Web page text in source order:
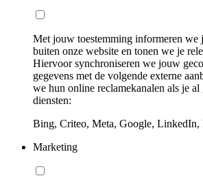
Met jouw toestemming informeren we
buiten onze website en tonen we je
Hiervoor synchroniseren we jouw
gegevens met de volgende externe
we hun online reclamekanalen als je
diensten:
Bing, Criteo, Meta, Google, LinkedIn,
Marketing